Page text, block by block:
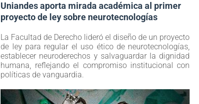
Uniandes aporta mirada académica al primer
proyecto de ley sobre neurotecnologías
La Facultad de Derecho lideró el diseño de un proyecto
de ley para regular el uso ético de neurotecnologías,
establecer neuroderechos y salvaguardar la dignidad
humana, reflejando el compromiso institucional con
políticas de vanguardia.